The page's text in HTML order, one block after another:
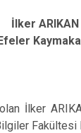
İlker ARIKAN
İlker
Fakültesi